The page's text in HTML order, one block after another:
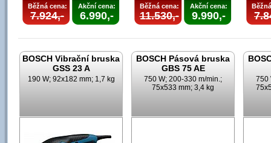
Běžná cena:
7.924,-
Akční cena:
6.990,-
Běžná cena:
11.530,-
Akční cena:
9.990,-
BOSCH Vibrační bruska
GSS 23 A
190 W; 92x182 mm; 1,7 kg
BOSCH Pásová bruska
GBS 75 AE
750 W; 200-330 m/min.;
75x533 mm; 3,4 kg
750